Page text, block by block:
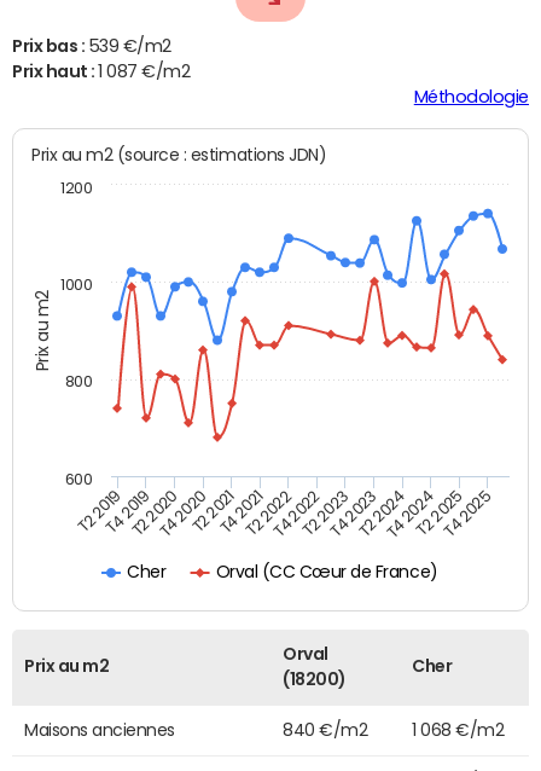
Prix bas : 539 €/m2
Prix haut :
1 087 €/m2
Méthodologie
Prix au m2
Prix au m2 (source : estimations JDN)
Cher Orval (CC Cœur de France)
T2 2019T4 2019T2 2020T4 2020T2 2021T4 2021T2 2022T4 2022T2 2023T4 2023T2 2024T4 2024T2 2025T4 2025
600
800
1000
1200
Prix au m2
Orval
(18200)
Cher
Maisons anciennes 840 €/m2 1 068 €/m2